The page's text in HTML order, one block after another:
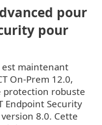
pour
pour
est maintenant
On-Prem 12.0,
protection robuste
Endpoint Security
8.0. Cette